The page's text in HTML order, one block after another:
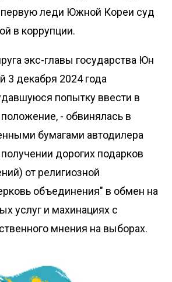
леди Южной Кореи суд
в коррупции.
экс-главы государства Юн
3 декабря 2024 года
попытку ввести в
- обвинялась в
бумагами автодилера
дорогих подарков
от религиозной
объединения" в обмен на
услуг и махинациях с
мнения на выборах.